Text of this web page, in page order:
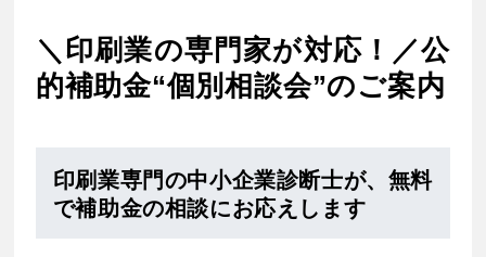
＼印刷業の専門家が対応！／公
的補助金“個別相談会”のご案内
印刷業専門の中小企業診断士が、無料
で補助金の相談にお応えします